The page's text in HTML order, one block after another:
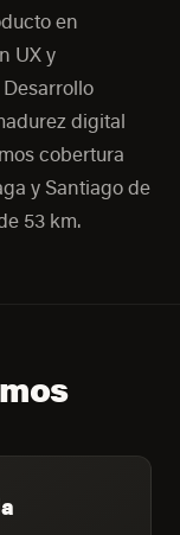
en
UX y
digital
cobertura
y Santiago de
53 km.